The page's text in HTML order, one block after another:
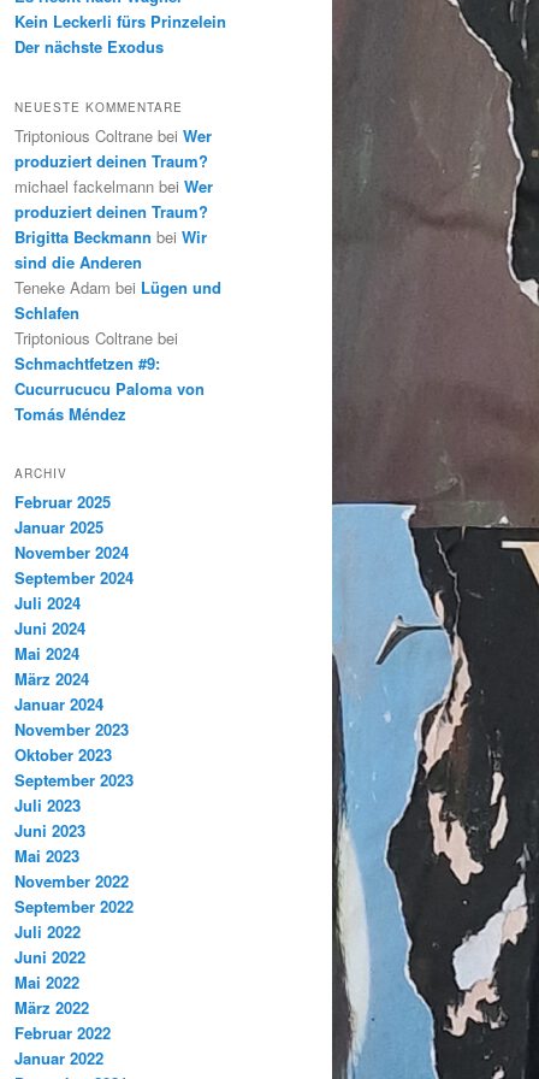
Kein Leckerli fürs Prinzelein
Der nächste Exodus
NEUESTE KOMMENTARE
Triptonious Coltrane bei Wer
produziert deinen Traum?
michael fackelmann bei Wer
produziert deinen Traum?
Brigitta Beckmann bei Wir
sind die Anderen
Teneke Adam bei Lügen und
Schlafen
Triptonious Coltrane bei
Schmachtfetzen #9:
Cucurrucucu Paloma von
Tomás Méndez
ARCHIV
Februar 2025
Januar 2025
November 2024
September 2024
Juli 2024
Juni 2024
Mai 2024
März 2024
Januar 2024
November 2023
Oktober 2023
September 2023
Juli 2023
Juni 2023
Mai 2023
November 2022
September 2022
Juli 2022
Juni 2022
Mai 2022
März 2022
Februar 2022
Januar 2022